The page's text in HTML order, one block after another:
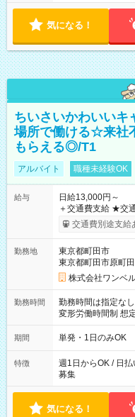
気になる！
ちいさいかわいいキ
場所で働ける☆来社
もらえる◎/T1
アルバイト 職種未経験OK
給与
日給13,000円～
＋交通費支給 ★交通費全額支給！ ┗案件により規定あり ★日払
いOK！（規定あ
ンビニATMから 日払い
交通費別途支給
勤務地
東京都町田市
東京都町田市原町
株式会社ワンベ
勤務時間
勤務時間は指定なし
変形労働時間制 想定労働時間
～21：00
期間 単発・1日のみOK
特徴
週1日からOK / 日
募集
気になる！